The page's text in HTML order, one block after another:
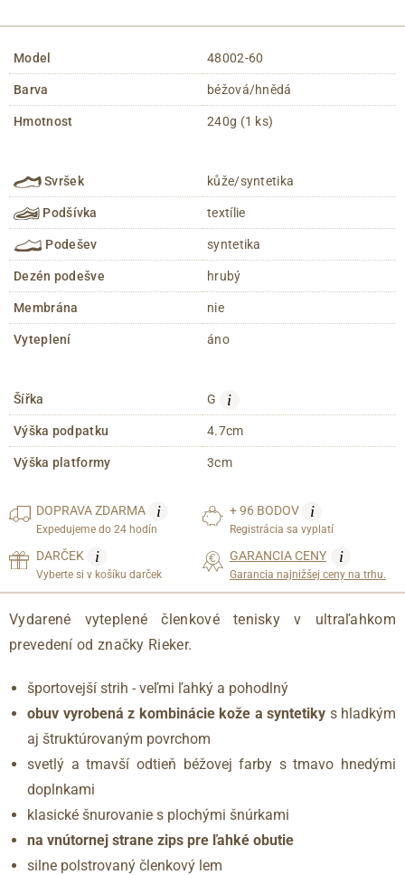
Model 48002-60
Barva béžová/hnědá
Hmotnost 240g (1 ks)
Svršek kůže/syntetika
Podšívka textílie
Podešev syntetika
Dezén podešve hrubý
Membrána nie
Vyteplení áno
Šířka G i
Výška podpatku 4.7cm
Výška platformy 3cm
DOPRAVAZDARMA i
Expedujeme do 24 hodín
+ 96 BODOV i
Registrácia sa vyplatí
DARČEK i
Vyberte si v košíku darček
GARANCIA CENY i
Garancia najnižšej ceny na trhu.
Vydarené vyteplené členkové tenisky v ultraľahkom
prevedení od značky Rieker.
športovejší strih - veľmi ľahký a pohodlný
obuv vyrobená z kombinácie kože a syntetiky s hladkým
aj štruktúrovaným povrchom
svetlý a tmavší odtieň béžovej farby s tmavo hnedými
doplnkami
klasické šnurovanie s plochými šnúrkami
na vnútornej strane zips pre ľahké obutie
silne polstrovaný členkový lem